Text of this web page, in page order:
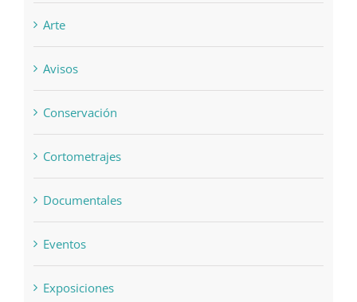
Arte
Avisos
Conservación
Cortometrajes
Documentales
Eventos
Exposiciones